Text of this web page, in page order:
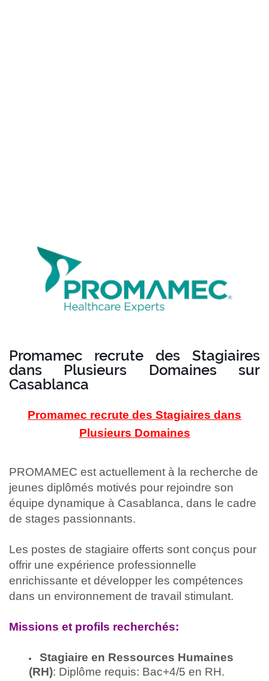
Promamec recrute des Stagiaires
dans Plusieurs Domaines sur
Casablanca
Promamec recrute des Stagiaires dans
Plusieurs Domaines
PROMAMEC est actuellement à la recherche de
jeunes diplômés motivés pour rejoindre son
équipe dynamique à Casablanca, dans le cadre
de stages passionnants.
Les postes de stagiaire offerts sont conçus pour
offrir une expérience professionnelle
enrichissante et développer les compétences
dans un environnement de travail stimulant.
Missions et profils recherchés:
Stagiaire en Ressources Humaines
(RH): Diplôme requis: Bac+4/5 en RH.